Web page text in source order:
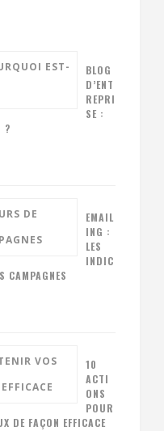
BLOG
D’ENT
REPRI
SE :
?
EMAIL
ING :
LES
INDIC
CAMPAGNES
10
ACTI
ONS
POUR
DE FAÇON EFFICACE